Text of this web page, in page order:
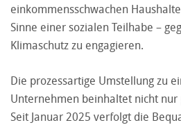
einkommensschwachen
Sinne einer sozialen Teilhabe –
Klimaschutz zu engagieren.
Die prozessartige Umstellung zu
Unternehmen beinhaltet nicht
Seit Januar 2025 verfolgt die